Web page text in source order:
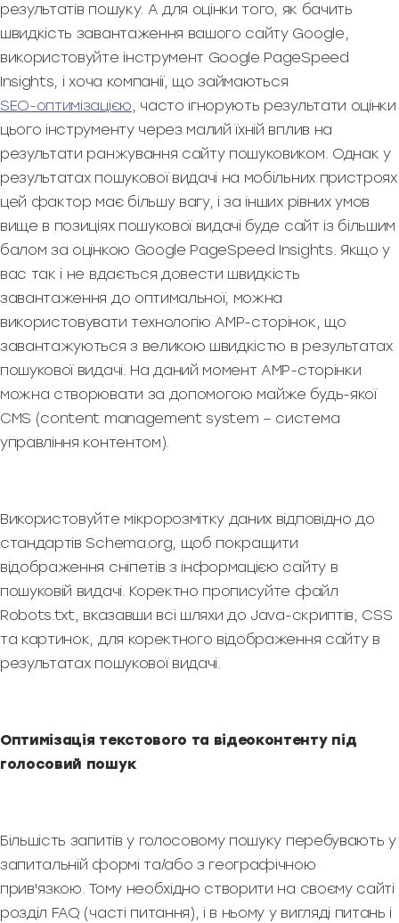
результатів пошуку. А для оцінки того, як бачить
швидкість завантаження вашого сайту Google,
використовуйте інструмент Google PageSpeed
Insights, і хоча компанії, що займаються
SEO-оптимізацією, часто ігнорують результати оцінки
цього інструменту через малий їхній вплив на
результати ранжування сайту пошуковиком. Однак у
результатах пошукової видачі на мобільних пристроях
цей фактор має більшу вагу, і за інших рівних умов
вище в позиціях пошукової видачі буде сайт із більшим
балом за оцінкою Google PageSpeed Insights. Якщо у
вас так і не вдається довести швидкість
завантаження до оптимальної, можна
використовувати технологію AMP-сторінок, що
завантажуються з великою швидкістю в результатах
пошукової видачі. На даний момент AMP-сторінки
можна створювати за допомогою майже будь-якої
CMS (content management system – система
управління контентом).
Використовуйте мікророзмітку даних відповідно до
стандартів Schema.org, щоб покращити
відображення сніпетів з інформацією сайту в
пошуковій видачі. Коректно прописуйте файл
Robots.txt, вказавши всі шляхи до Java-скриптів, CSS
та картинок, для коректного відображення сайту в
результатах пошукової видачі.
Оптимізація текстового та відеоконтенту під
голосовий пошук
Більшість запитів у голосовому пошуку перебувають у
запитальній формі та/або з географічною
прив'язкою. Тому необхідно створити на своєму сайті
розділ FAQ (часті питання), і в ньому у вигляді питань і